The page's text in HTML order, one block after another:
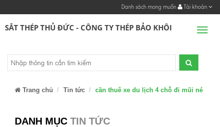
Danh sách mong muốn Tài khoản
SẮT THÉP THỦ ĐỨC - CÔNG TY THÉP BẢO KHÔI
Trang chủ Tin tức cần thuê xe du lịch 4 chỗ đi mũi né
DANH MỤC TIN TỨC